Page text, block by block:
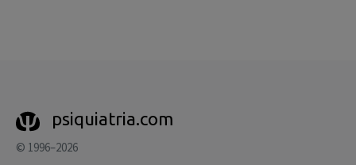
psiquiatria.com
© 1996–2026